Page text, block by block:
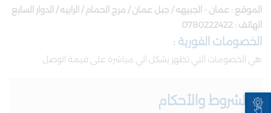
Open toolbar
الموقع : عمان - الجبيهه / جبل عمان / مرج الحمام / الرابيه / الدوار السابع
الهاتف : 0780222422
الخصومات الفورية :
هي الخصومات التي تظهر بشكل الي مباشرة على قيمة الوصل
الشروط والأحكام​